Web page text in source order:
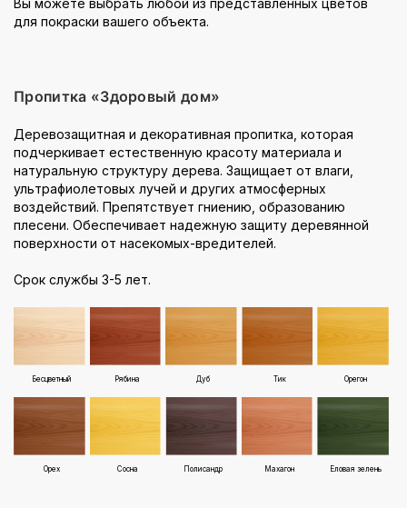
Вы можете выбрать любой из представленных цветов
для покраски вашего объекта.
Пропитка «Здоровый дом»
Деревозащитная и декоративная пропитка, которая
подчеркивает естественную красоту материала и
натуральную структуру дерева. Защищает от влаги,
ультрафиолетовых лучей и других атмосферных
воздействий. Препятствует гниению, образованию
плесени. Обеспечивает надежную защиту деревянной
поверхности от насекомых-вредителей.
Срок службы 3-5 лет.
Бесцветный Рябина Дуб Тик Орегон
Орех Сосна Полисандр Махагон Еловая зелень